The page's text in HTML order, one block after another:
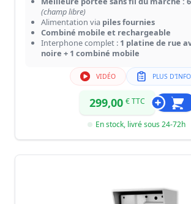
(champ libre)
Alimentation via piles fournies
Combiné mobile et rechargeable
Interphone complet : 1 platine de rue
noire + 1 combiné mobile
VIDÉO PLUS
299,00 € TTC
En stock, livré sous 24-72h